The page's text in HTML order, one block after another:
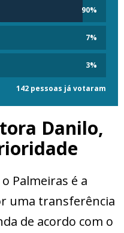
90%
7%
3%
142 pessoas já votaram
Danilo,
Palmeiras é a
uma transferência
de acordo com o